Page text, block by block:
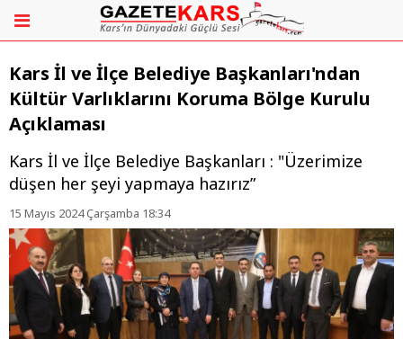
Kars İl ve İlçe Belediye Başkanları'ndan
Kültür Varlıklarını Koruma Bölge Kurulu
Açıklaması
Kars İl ve İlçe Belediye Başkanları : "Üzerimize
düşen her şeyi yapmaya hazırız”
15 Mayıs 2024 Çarşamba 18:34